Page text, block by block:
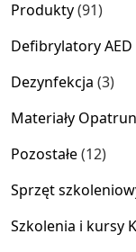
Produkty 9191
Defibrylatory AED
Dezynfekcja 33
Materiały
Pozostałe 1212
Sprzęt
Szkolenia i kursy